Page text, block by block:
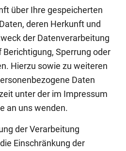
über Ihre gespeicherten
deren Herkunft und
der Datenverarbeitung
Berichtigung, Sperrung oder
Hierzu sowie zu weiteren
Daten
unter der im Impressum
an uns wenden.
der Verarbeitung
Einschränkung der